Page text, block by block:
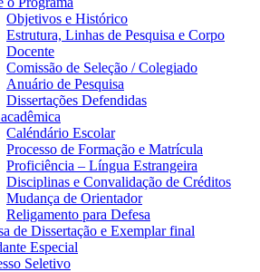
Objetivos e Histórico
Estrutura, Linhas de Pesquisa e Corpo
Docente
Comissão de Seleção / Colegiado
Anuário de Pesquisa
Dissertações Defendidas
Caléndário Escolar
Processo de Formação e Matrícula
Proficiência – Língua Estrangeira
Disciplinas e Convalidação de Créditos
Mudança de Orientador
Religamento para Defesa
de Dissertação e Exemplar final
Especial
Seletivo